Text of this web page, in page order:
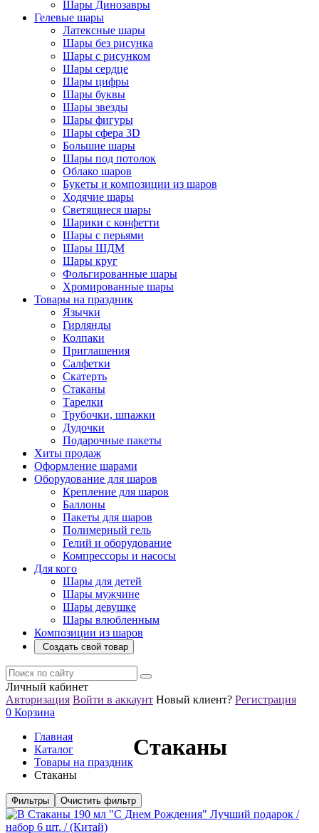
Шары Динозавры
Гелевые шары
Латексные шары
Шары без рисунка
Шары с рисунком
Шары сердце
Шары цифры
Шары буквы
Шары звезды
Шары фигуры
Шары сфера 3D
Большие шары
Шары под потолок
Облако шаров
Букеты и композиции из шаров
Ходячие шары
Светящиеся шары
Шарики с конфетти
Шары с перьями
Шары ШДМ
Шары круг
Фольгированные шары
Хромированные шары
Товары на праздник
Язычки
Гирлянды
Колпаки
Приглашения
Салфетки
Скатерть
Стаканы
Тарелки
Трубочки, шпажки
Дудочки
Подарочные пакеты
Хиты продаж
Оформление шарами
Оборудование для шаров
Крепление для шаров
Баллоны
Пакеты для шаров
Полимерный гель
Гелий и оборудование
Компрессоры и насосы
Для кого
Шары для детей
Шары мужчине
Шары девушке
Шары влюбленным
Композиции из шаров
Создать свой товар
Личный кабинет
Авторизация Войти в аккаунт Новый клиент? Регистрация
0 Корзина
Главная
Каталог
Товары на праздник
Стаканы
Стаканы
Фильтры Очистить фильтр